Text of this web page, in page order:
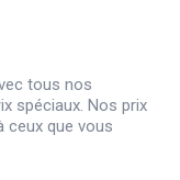
tous nos
spéciaux. Nos prix
ceux que vous